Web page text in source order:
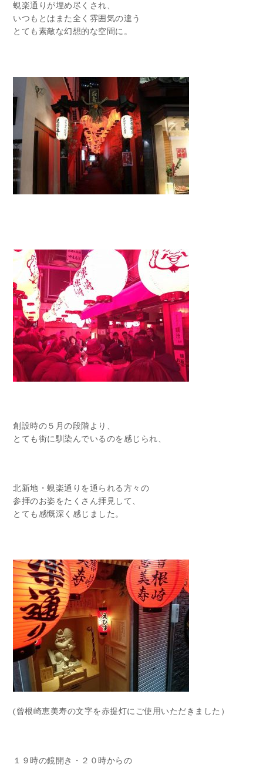
蜆楽通りが埋め尽くされ、
いつもとはまた全く雰囲気の違う
とても素敵な幻想的な空間に。
創設時の５月の段階より、
とても街に馴染んでいるのを感じられ、
北新地・蜆楽通りを通られる方々の
参拝のお姿をたくさん拝見して、
とても感慨深く感じました。
(曾根崎恵美寿の文字を赤提灯にご使用いただきました）
１９時の鏡開き・２０時からの